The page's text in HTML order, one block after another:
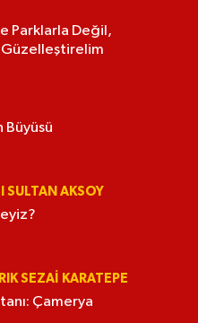
Parklarla Değil,
Güzelleştirelim
Büyüsü
SULTAN AKSOY
SEZAI KARATEPE
Çamerya